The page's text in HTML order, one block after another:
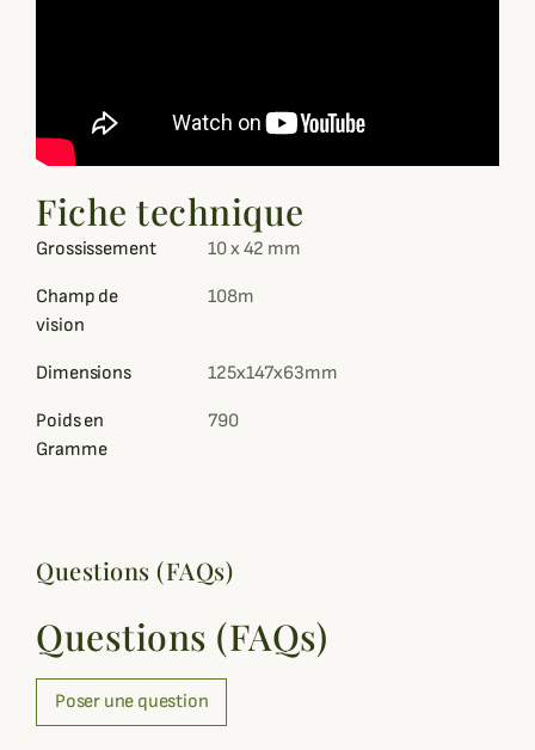
Fiche technique
Grossissement 10 x 42 mm
Champ de
vision
108m
Dimensions 125x147x63mm
Poids en
Gramme
790
Questions (FAQs)
Questions (FAQs)
Poser une question